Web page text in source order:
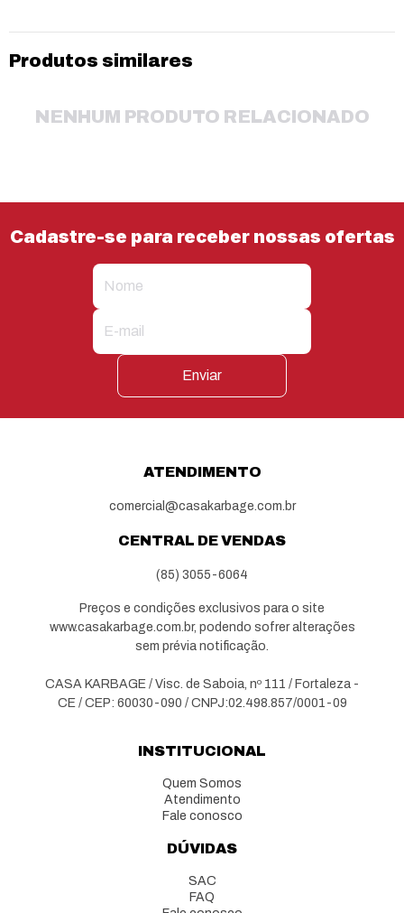
Produtos similares
NENHUM PRODUTO RELACIONADO
Cadastre-se para receber nossas ofertas
Enviar
ATENDIMENTO
comercial@casakarbage.com.br
CENTRAL DE VENDAS
(85) 3055-6064
Preços e condições exclusivos para o site
www.casakarbage.com.br, podendo sofrer alterações
sem prévia notificação.
CASA KARBAGE / Visc. de Saboia, nº 111 / Fortaleza -
CE / CEP: 60030-090 / CNPJ:02.498.857/0001-09
INSTITUCIONAL
Quem Somos
Atendimento
Fale conosco
DÚVIDAS
SAC
FAQ